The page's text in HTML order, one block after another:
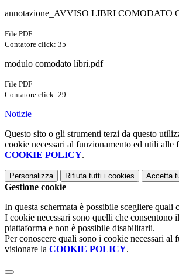
annotazione_AVVISO LIBRI COMODATO
File PDF
Contatore click: 35
modulo comodato libri.pdf
File PDF
Contatore click: 29
Notizie
Questo sito o gli strumenti terzi da questo
cookie necessari al funzionamento ed utili alle
COOKIE POLICY.
Personalizza Rifiuta tutti i cookies Accetta
Gestione cookie
In questa schermata è possibile scegliere quali
I cookie necessari sono quelli che consentono
piattaforma e non è possibile disabilitarli.
Per conoscere quali sono i cookie necessari al
visionare la COOKIE POLICY.